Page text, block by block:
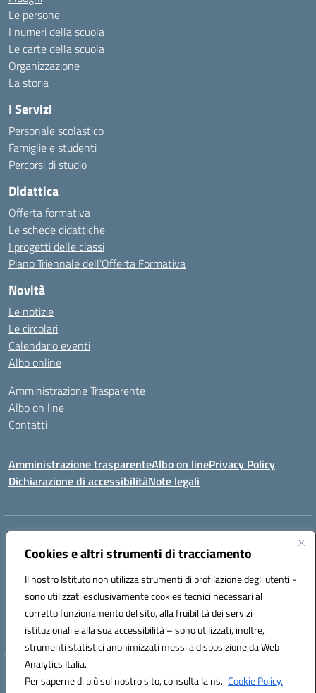
Cookies e altri strumenti di tracciamento
Il nostro Istituto non utilizza strumenti di profilazione degli utenti -
sono utilizzati esclusivamente cookies tecnici necessari al
corretto funzionamento del sito, alla fruibilità dei servizi
istituzionali e alla sua accessibilità – sono utilizzati, inoltre,
strumenti statistici anonimizzati messi a disposizione da Web
Analytics Italia.
Per saperne di più sul nostro sito, consulta la ns. Cookie Policy.
Le persone
I numeri della scuola
Le carte della scuola
Organizzazione
La storia
I Servizi
Personale scolastico
Famiglie e studenti
Percorsi di studio
Didattica
Offerta formativa
Le schede didattiche
I progetti delle classi
Piano Triennale dell’Offerta Formativa
Novità
Le notizie
Le circolari
Calendario eventi
Albo online
Amministrazione Trasparente
Albo on line
Contatti
Amministrazione trasparenteAlbo on linePrivacy Policy
Dichiarazione di accessibilitàNote legali
Indirizzo:
Centralino:078170786 Email:caic875002@istruzione.it
Codice fiscale: 90027700922
Codice meccanografico:
CAIC875002
Codice unico di fatturazione (CUF): UFVRG0
Hosting & Powered by 3D Solution S.r.l.